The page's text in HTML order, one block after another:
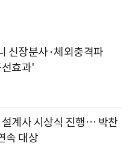
신장분사·체외충격파
효과'
계사 시상식 진행… 박찬
속 대상